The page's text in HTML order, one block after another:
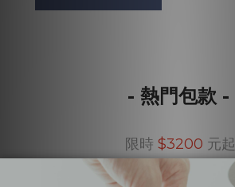
- 熱門包款 -
限時 $3200 元起